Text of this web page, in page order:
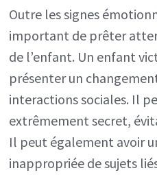
Outre les signes
important de prêter
de l’enfant. Un enfant
présenter un
interactions sociales. Il
extrêmement secret,
Il peut également avoir
inappropriée de sujets